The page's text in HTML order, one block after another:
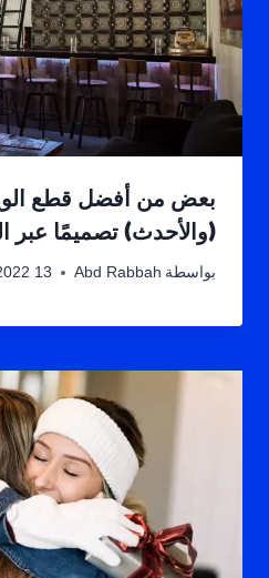
بعض من أفضل قطع
(والأحدث) تصميمًا عبر
بواسطة Abd Rabbah 13 January، 2022